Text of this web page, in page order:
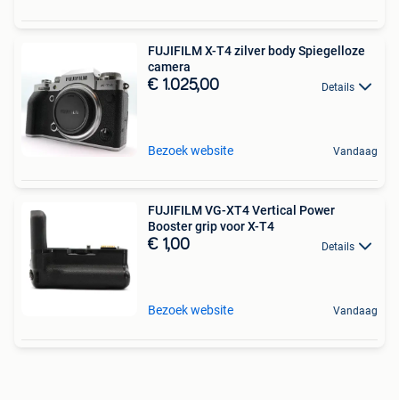
FUJIFILM X-T4 zilver body Spiegelloze
camera
€ 1.025,00 Details
Bezoek website Vandaag
FUJIFILM VG-XT4 Vertical Power
Booster grip voor X-T4
€ 1,00 Details
Bezoek website Vandaag